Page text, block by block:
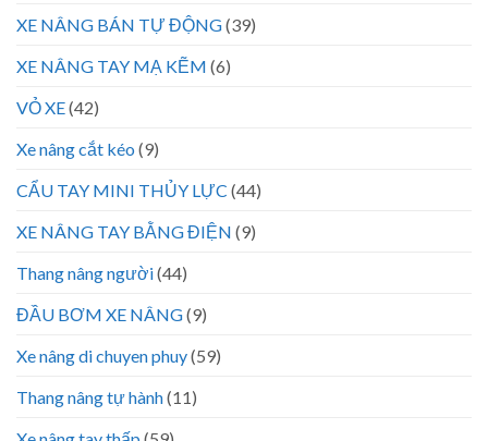
XE NÂNG BÁN TỰ ĐỘNG(39)
XE NÂNG TAY MẠ KẼM (6)
VỎ XE(42)
Xe nâng cắt kéo (9)
CẨU TAY MINI THỦY LỰC (44)
XE NÂNG TAY BẰNG ĐIỆN (9)
Thang nâng người(44)
ĐẦU BƠM XE NÂNG(9)
Xe nâng di chuyen phuy(59)
Thang nâng tự hành(11)